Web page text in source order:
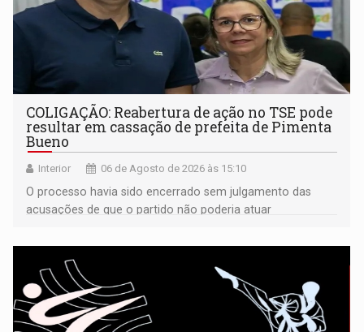
COLIGAÇÃO: Reabertura de ação no TSE pode
resultar em cassação de prefeita de Pimenta
Bueno
Interior 06 de Agosto de 2026 às 15:10
O processo havia sido encerrado sem julgamento das
acusações de que o partido não poderia atuar